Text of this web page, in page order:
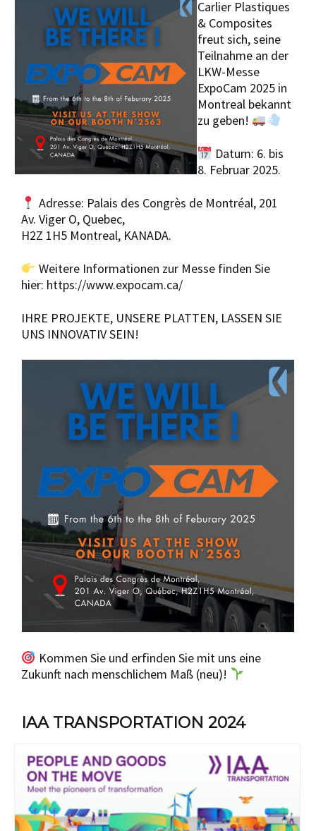
Carlier Plastiques
& Composites
freut sich, seine
Teilnahme an der
LKW-Messe
ExpoCam 2025 in
Montreal bekannt
zu geben!
Datum: 6. bis
8. Februar 2025.
Adresse: Palais des Congrès de Montréal, 201
Av. Viger O, Quebec,
H2Z 1H5 Montreal, KANADA.
Weitere Informationen zur Messe finden Sie
hier: https://www.expocam.ca/
IHRE PROJEKTE, UNSERE PLATTEN, LASSEN SIE
UNS INNOVATIV SEIN!
Kommen Sie und erfinden Sie mit uns eine
Zukunft nach menschlichem Maß (neu)!
IAA TRANSPORTATION 2024